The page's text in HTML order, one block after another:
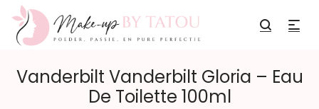
Vanderbilt Vanderbilt Gloria – Eau
De Toilette 100ml